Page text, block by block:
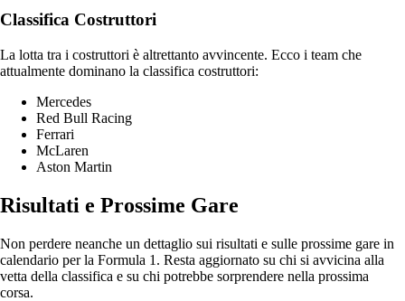
Classifica Costruttori
La lotta tra i costruttori è altrettanto avvincente. Ecco i team che
attualmente dominano la classifica costruttori:
Mercedes
Red Bull Racing
Ferrari
McLaren
Aston Martin
Risultati e Prossime Gare
Non perdere neanche un dettaglio sui risultati e sulle prossime gare in
calendario per la Formula 1. Resta aggiornato su chi si avvicina alla
vetta della classifica e su chi potrebbe sorprendere nella prossima
corsa.